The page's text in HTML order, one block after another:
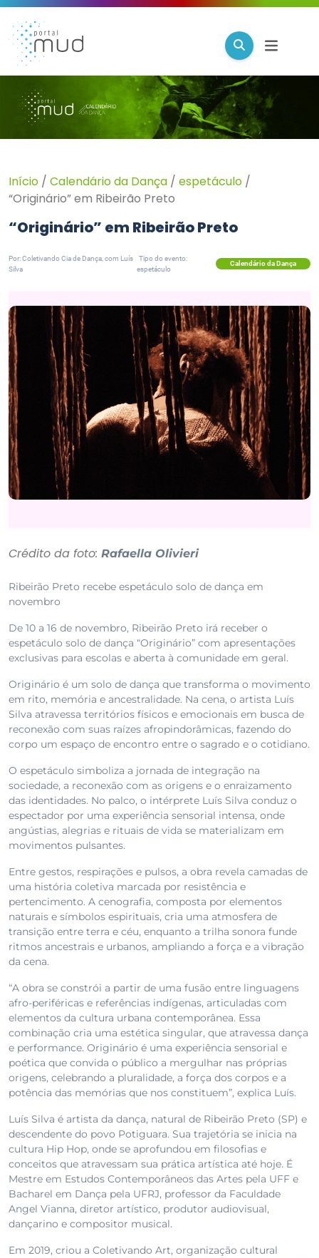
Início / Calendário da Dança / espetáculo /
“Originário” em Ribeirão Preto
“Originário” em Ribeirão Preto
Por: Coletivando Cia de Dança, com Luís
Silva
Tipo do evento:
espetáculo
Calendário da Dança
Crédito da foto: Rafaella Olivieri
Ribeirão Preto recebe espetáculo solo de dança em
novembro
De 10 a 16 de novembro, Ribeirão Preto irá receber o
espetáculo solo de dança “Originário” com apresentações
exclusivas para escolas e aberta à comunidade em geral.
Originário é um solo de dança que transforma o movimento
em rito, memória e ancestralidade. Na cena, o artista Luís
Silva atravessa territórios físicos e emocionais em busca de
reconexão com suas raízes afropindorâmicas, fazendo do
corpo um espaço de encontro entre o sagrado e o cotidiano.
O espetáculo simboliza a jornada de integração na
sociedade, a reconexão com as origens e o enraizamento
das identidades. No palco, o intérprete Luís Silva conduz o
espectador por uma experiência sensorial intensa, onde
angústias, alegrias e rituais de vida se materializam em
movimentos pulsantes.
Entre gestos, respirações e pulsos, a obra revela camadas de
uma história coletiva marcada por resistência e
pertencimento. A cenografia, composta por elementos
naturais e símbolos espirituais, cria uma atmosfera de
transição entre terra e céu, enquanto a trilha sonora funde
ritmos ancestrais e urbanos, ampliando a força e a vibração
da cena.
“A obra se constrói a partir de uma fusão entre linguagens
afro-periféricas e referências indígenas, articuladas com
elementos da cultura urbana contemporânea. Essa
combinação cria uma estética singular, que atravessa dança
e performance. Originário é uma experiência sensorial e
poética que convida o público a mergulhar nas próprias
origens, celebrando a pluralidade, a força dos corpos e a
potência das memórias que nos constituem”, explica Luís.
Luís Silva é artista da dança, natural de Ribeirão Preto (SP) e
descendente do povo Potiguara. Sua trajetória se inicia na
cultura Hip Hop, onde se aprofundou em filosofias e
conceitos que atravessam sua prática artística até hoje. É
Mestre em Estudos Contemporâneos das Artes pela UFF e
Bacharel em Dança pela UFRJ, professor da Faculdade
Angel Vianna, diretor artístico, produtor audiovisual,
dançarino e compositor musical.
Em 2019, criou a Coletivando Art, organização cultural